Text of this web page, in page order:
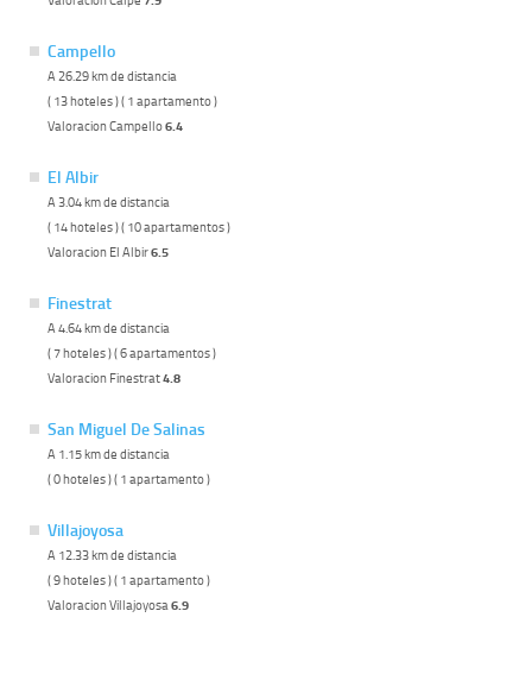
Campello
A 26.29 km de distancia
( 13 hoteles ) ( 1 apartamento )
Valoracion Campello6.4
El Albir
A 3.04 km de distancia
( 14 hoteles ) ( 10 apartamentos )
Valoracion El Albir6.5
Finestrat
A 4.64 km de distancia
( 7 hoteles ) ( 6 apartamentos )
Valoracion Finestrat4.8
San Miguel De Salinas
A 1.15 km de distancia
( 0 hoteles ) ( 1 apartamento )
Villajoyosa
A 12.33 km de distancia
( 9 hoteles ) ( 1 apartamento )
Valoracion Villajoyosa 6.9